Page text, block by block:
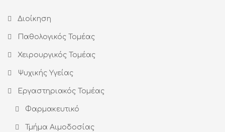
Διοίκηση
Παθολογικός Τομέας
Χειρουργικός Τομέας
Ψυχικής Υγείας
Εργαστηριακός Τομέας
Φαρμακευτικό
Τμήμα Αιμοδοσίας